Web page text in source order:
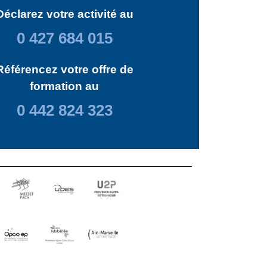
votre activité au
0 427 684 015
votre offre de
formation au
0 442 824 323